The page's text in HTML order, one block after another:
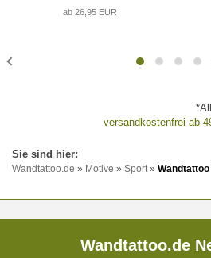
ab 26,95 EUR
versandkostenfrei ab
Wandtattoo.de » Motive » Sport »
Wandtattoo.de